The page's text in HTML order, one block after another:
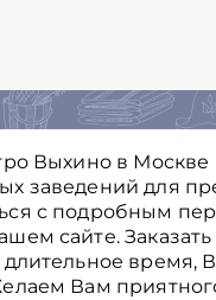
Выхино в Москве
заведений для
с подробным
сайте.
время,
Вам